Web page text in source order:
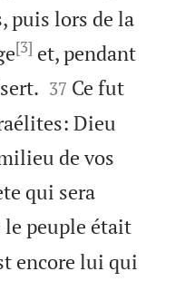
puis lors de la
[3] et, pendant


37 Ce fut
Dieu
de vos
qui sera
le peuple était
encore lui qui